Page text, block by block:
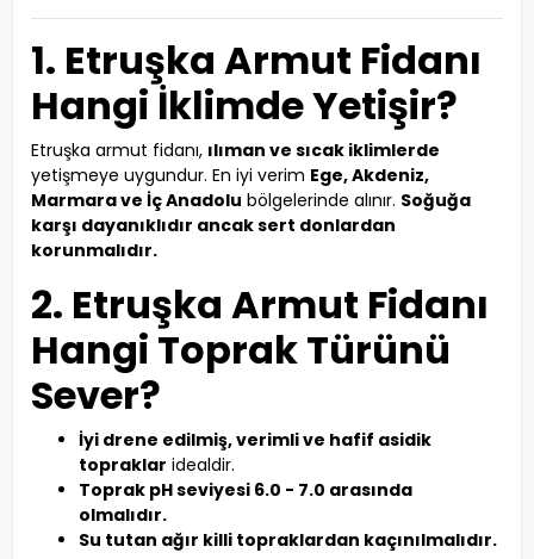
1. Etruşka Armut Fidanı
Hangi İklimde Yetişir?
Etruşka armut fidanı, ılıman ve sıcak iklimlerde
yetişmeye uygundur. En iyi verim Ege, Akdeniz,
Marmara ve İç Anadolu bölgelerinde alınır. Soğuğa
karşı dayanıklıdır ancak sert donlardan
korunmalıdır.
2. Etruşka Armut Fidanı
Hangi Toprak Türünü
Sever?
İyi drene edilmiş, verimli ve hafif asidik
topraklar idealdir.
Toprak pH seviyesi 6.0 - 7.0 arasında
olmalıdır.
Su tutan ağır killi topraklardan kaçınılmalıdır.